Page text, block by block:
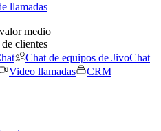
llamadas
medio
clientes
Chat de equipos de JivoChat
Video llamadas
CRM